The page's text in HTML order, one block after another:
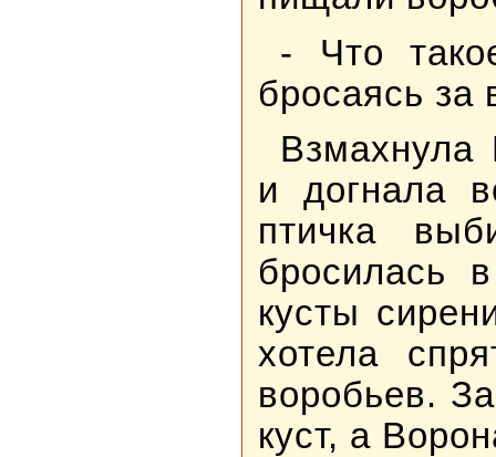
- Что
бросаясь за
Взмахнула
и догнала
птичка
бросилась
кусты
хотела
воробьев.
куст, а